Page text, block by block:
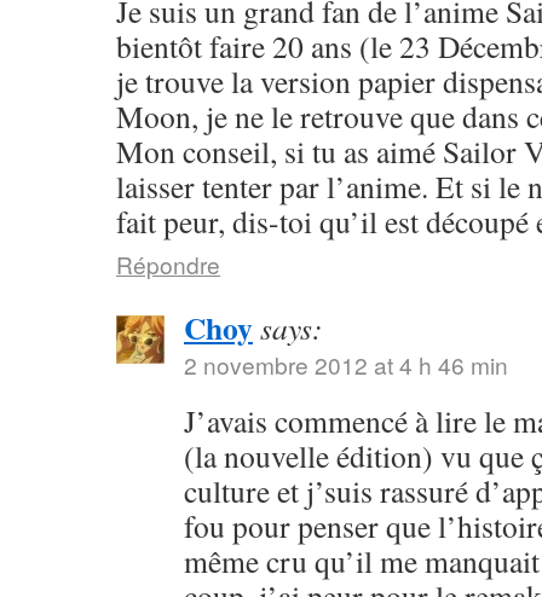
Je suis un grand fan de l’anime
bientôt faire 20 ans (le 23
je trouve la version papier
Moon, je ne le retrouve que dans
Mon conseil, si tu as aimé Sailor
laisser tenter par l’anime. Et si le
fait peur, dis-toi qu’il est découpé
Répondre
Choysays:
2 novembre 2012 at 4 h 46 min
J’avais commencé à lire le
(la nouvelle édition) vu que
culture et j’suis rassuré
fou pour penser que
même cru qu’il me